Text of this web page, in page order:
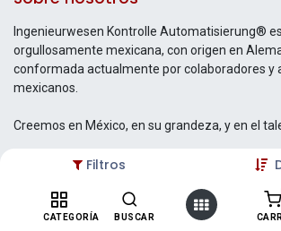
Filtros
CATEGORÍA BUSCAR
Ingenieurwesen Kontrolle Automatisierung®
orgullosamente mexicana, con origen en
conformada actualmente por colaboradores y
mexicanos.
Creemos en México, en su grandeza, y en el
Contáctenos